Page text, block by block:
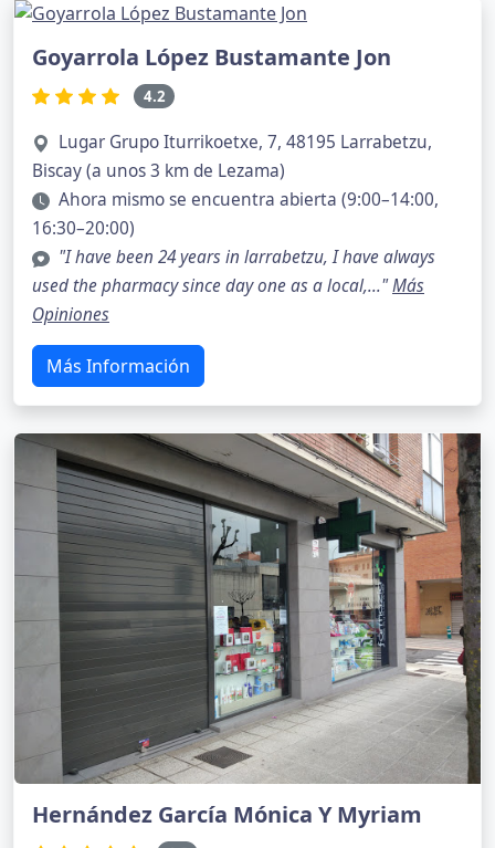
Goyarrola López Bustamante Jon
4.2
Lugar Grupo Iturrikoetxe, 7, 48195 Larrabetzu,
Biscay (a unos 3 km de Lezama)
Ahora mismo se encuentra abierta (9:00–14:00,
16:30–20:00)
"I have been 24 years in larrabetzu, I have always
used the pharmacy since day one as a local,..."Más
Opiniones
Más Información
Hernández García Mónica Y Myriam